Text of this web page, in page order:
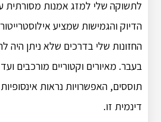
לתשוקה שלי למזג אמנות מסורתית
הדיוק והגמישות שמציע
החזונות שלי בדרכים שלא ניתן היה
בעבר. מאיורים וקטוריים מורכבים
תוססים, האפשרויות נראות
דינמית זו.